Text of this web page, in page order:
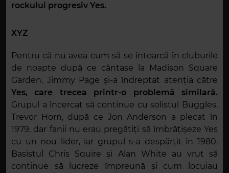
rockului progresiv Yes.
XYZ
Pentru că nu avea cum să se întoarcă în cluburile
de noapte după ce cântase la Madison Square
Garden, Jimmy Page și-a îndreptat atenția către
Yes, care trecea printr-o problemă similară.
Grupul a încercat să continue cu solistul Buggles,
Trevor Horn, după ce Jon Anderson a plecat în
1979, dar fanii nu erau pregătiți să îmbrățișeze Yes
cu un nou lider, iar grupul s-a despărțit în 1980.
Basistul Chris Squire și Alan White au vrut să
continue să lucreze împreună și cum locuiau